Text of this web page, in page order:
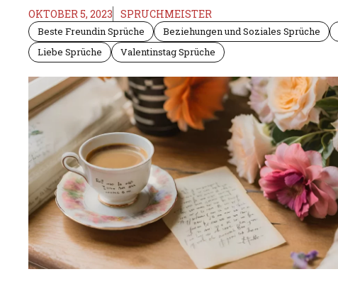
OKTOBER 5, 2023 SPRUCHMEISTER
Beste Freundin Sprüche Beziehungen und Soziales Sprüche
Liebe Sprüche
Valentinstag Sprüche